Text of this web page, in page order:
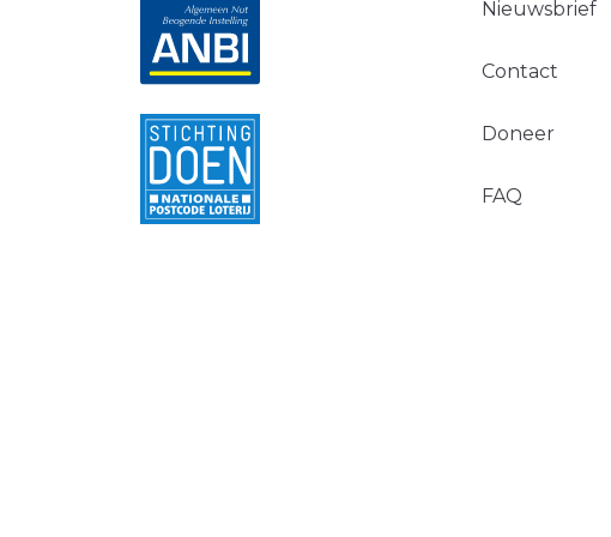
Nieuwsbrief
Contact
Doneer
FAQ